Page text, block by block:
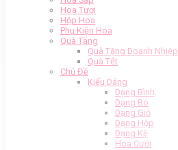
Hoa Tươi
Hộp Hoa
Phụ Kiện Hoa
Quà Tặng
Quà Tặng Doanh Nhiệp
Quà Tết
Chủ Đề
Kiểu Dáng
Dạng Bình
Dạng Bó
Dạng Giỏ
Dạng Hộp
Dạng Kệ
Hoa Cưới